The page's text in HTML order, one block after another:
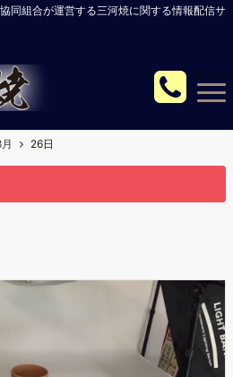
同組合が運営する三河焼に関する情報配信サ
Menu
26日